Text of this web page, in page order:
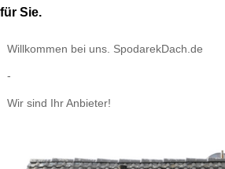
für Sie.
Willkommen bei uns. SpodarekDach.de
-
Wir sind Ihr Anbieter!